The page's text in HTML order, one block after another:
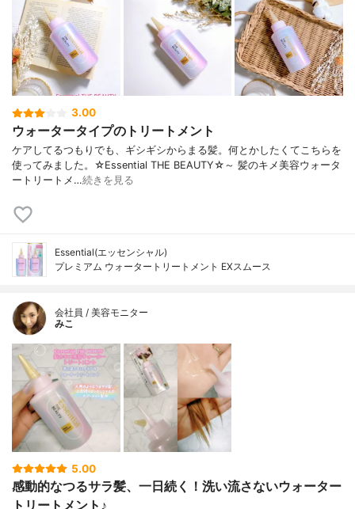
3.00
ウォータータイプのトリートメント
ケアしてるつもりでも、ギシギシからまる髪。何とかしたくてこちらを
使ってみました。☆Essential THE BEAUTY☆～ 髪のキメ美容ウォータ
ートリートメ…続きを見る
Essential(エッセンシャル)
プレミアム ウォータートリートメント EXスムース
会社員 / 美容モニター
みこ
5.00
感動的なつるサラ髪、一日続く！洗い流さないウォーター
トリートメント♪